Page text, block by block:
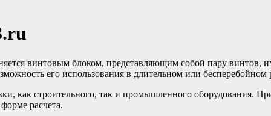
винтовым блоком, представляющим собой пару
его использования в длительном или бесперебойном
как строительного, так и промышленного оборудования.
расчета.